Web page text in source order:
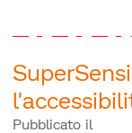
Pubblicato il